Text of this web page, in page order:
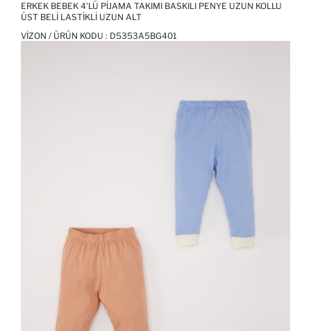
ERKEK BEBEK 4'LÜ PIJAMA TAKIMI BASKILI PENYE UZUN KOLLU
ÜST BELI LASTIKLI UZUN ALT
VIZON / ÜRÜN KODU : D5353A5BG401